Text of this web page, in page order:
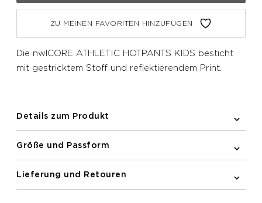
ZU MEINEN FAVORITEN HINZUFÜGEN
Die nwlCORE ATHLETIC HOTPANTS KIDS besticht
mit gestricktem Stoff und reflektierendem Print.
Details zum Produkt
Größe und Passform
Lieferung und Retouren